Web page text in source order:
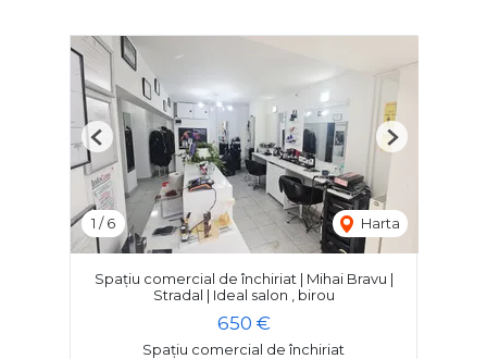
1 /6 Harta
Previous Next
Spațiu comercial de închiriat | Mihai Bravu |
Stradal | Ideal salon , birou
650 €
Spațiu comercial de închiriat